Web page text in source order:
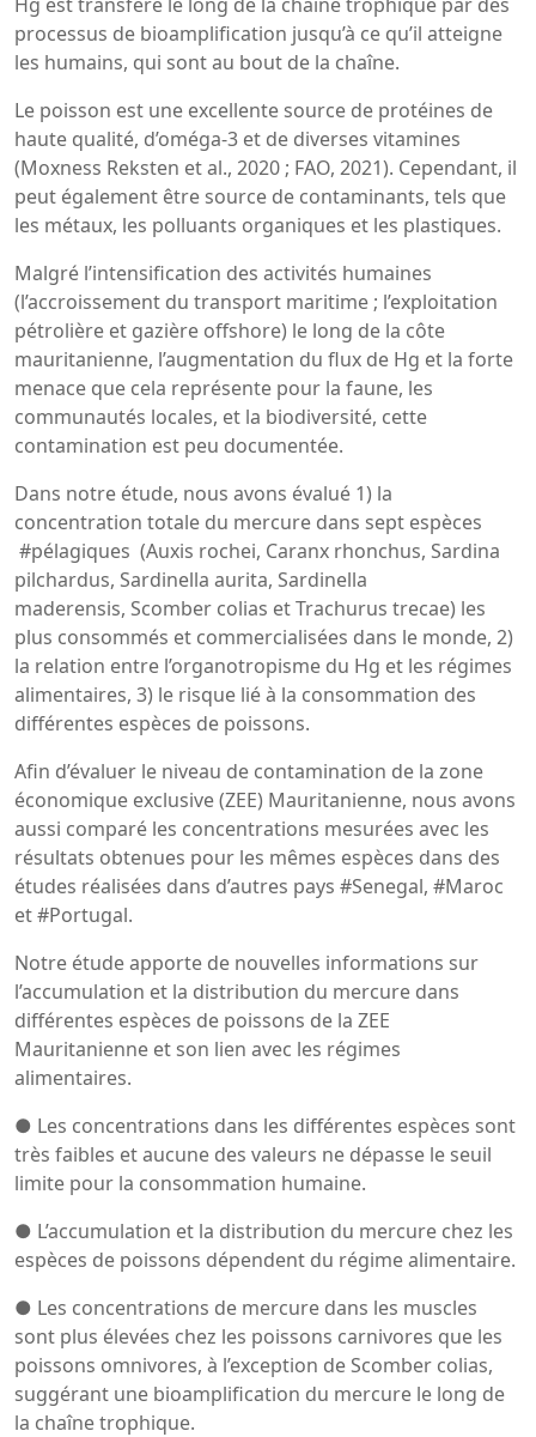
processus de bioamplification jusqu’à ce qu’il atteigne
les humains, qui sont au bout de la chaîne.
Le poisson est une excellente source de protéines de
haute qualité, d’oméga-3 et de diverses vitamines
(Moxness Reksten et al., 2020 ; FAO, 2021). Cependant, il
peut également être source de contaminants, tels que
les métaux, les polluants organiques et les plastiques.
Malgré l’intensification des activités humaines
(l’accroissement du transport maritime ; l’exploitation
pétrolière et gazière offshore) le long de la côte
mauritanienne, l’augmentation du flux de Hg et la forte
menace que cela représente pour la faune, les
communautés locales, et la biodiversité, cette
contamination est peu documentée.
Dans notre étude, nous avons évalué 1) la
concentration totale du mercure dans sept espèces
#pélagiques (Auxis rochei, Caranx rhonchus, Sardina
pilchardus, Sardinella aurita, Sardinella
maderensis, Scomber colias et Trachurus trecae) les
plus consommés et commercialisées dans le monde, 2)
la relation entre l’organotropisme du Hg et les régimes
alimentaires, 3) le risque lié à la consommation des
différentes espèces de poissons.
Afin d’évaluer le niveau de contamination de la zone
économique exclusive (ZEE) Mauritanienne, nous avons
aussi comparé les concentrations mesurées avec les
résultats obtenues pour les mêmes espèces dans des
études réalisées dans d’autres pays #Senegal, #Maroc
et #Portugal.
Notre étude apporte de nouvelles informations sur
l’accumulation et la distribution du mercure dans
différentes espèces de poissons de la ZEE
Mauritanienne et son lien avec les régimes
alimentaires.
● Les concentrations dans les différentes espèces sont
très faibles et aucune des valeurs ne dépasse le seuil
limite pour la consommation humaine.
● L’accumulation et la distribution du mercure chez les
espèces de poissons dépendent du régime alimentaire.
● Les concentrations de mercure dans les muscles
sont plus élevées chez les poissons carnivores que les
poissons omnivores, à l’exception de Scomber colias,
suggérant une bioamplification du mercure le long de
la chaîne trophique.